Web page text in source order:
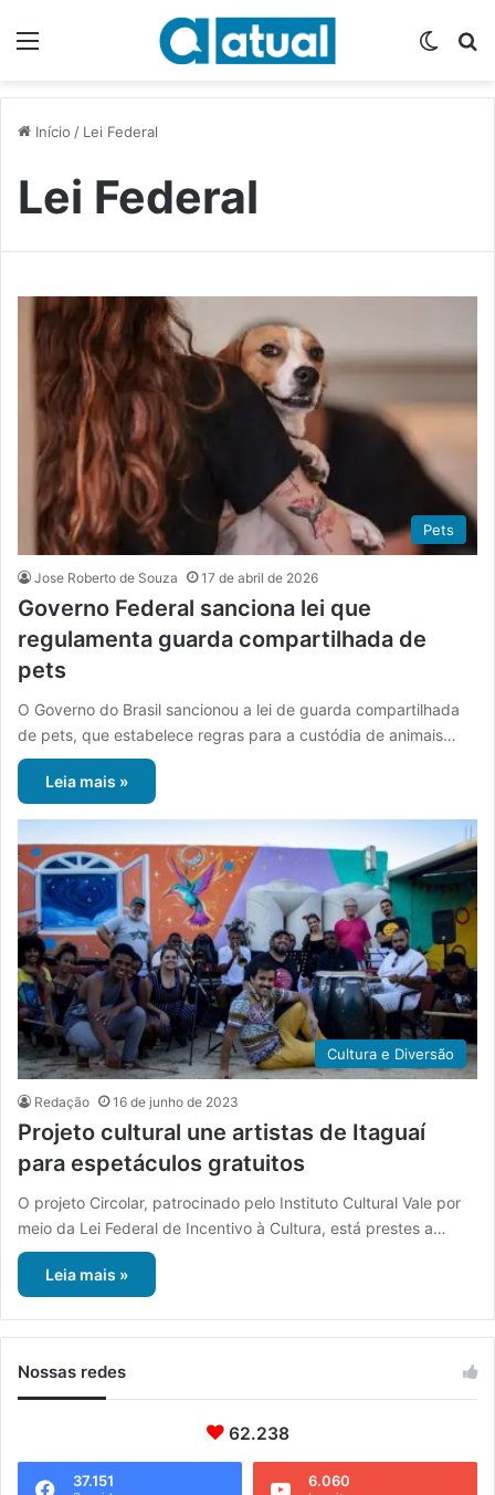
Início / Lei Federal
Lei Federal
Pets
Jose Roberto de Souza 17 de abril de 2026
Governo Federal sanciona lei que
regulamenta guarda compartilhada de
pets
O Governo do Brasil sancionou a lei de guarda compartilhada
de pets, que estabelece regras para a custódia de animais…
Leia mais »
Cultura e Diversão
Redação 16 de junho de 2023
Projeto cultural une artistas de Itaguaí
para espetáculos gratuitos
O projeto Circolar, patrocinado pelo Instituto Cultural Vale por
meio da Lei Federal de Incentivo à Cultura, está prestes a…
Leia mais »
Nossas redes
62.238
37.151 6.060